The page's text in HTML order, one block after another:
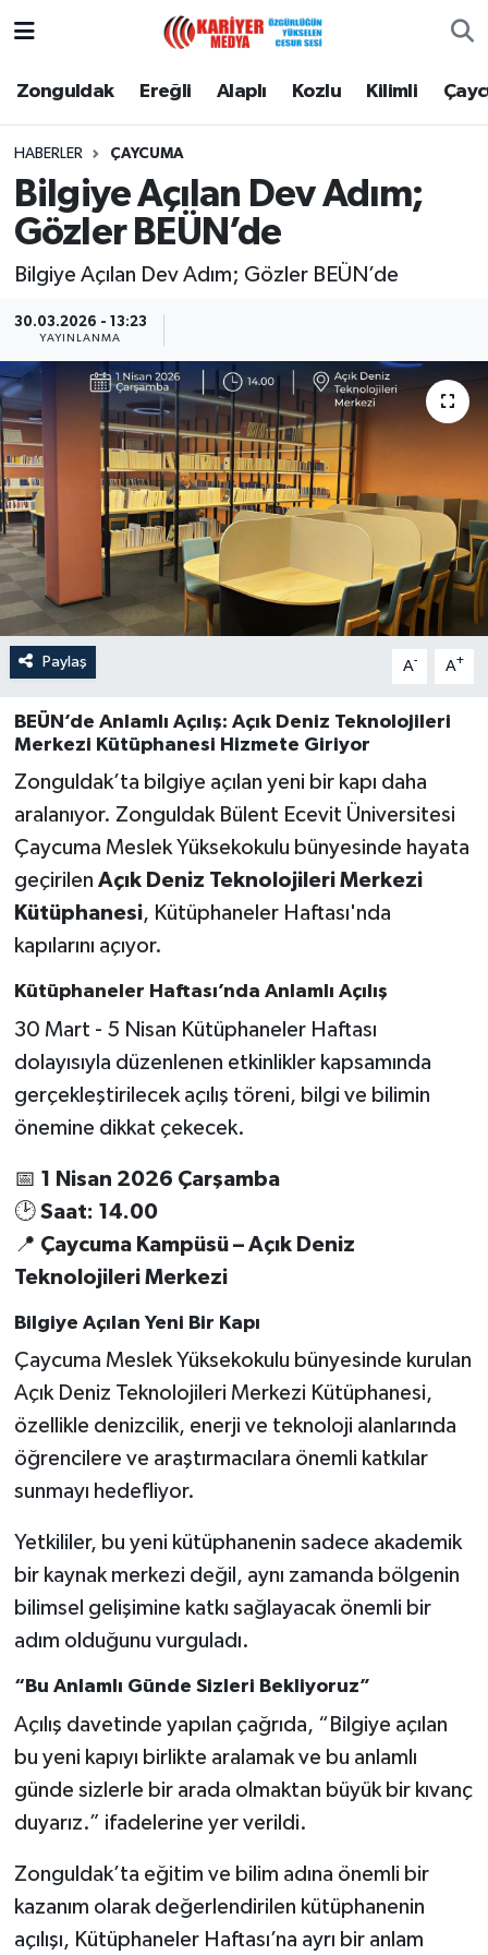
Zonguldak Ereğli Alaplı Kozlu Kilimli
HABERLER ÇAYCUMA
Bilgiye Açılan Dev Adım;
Gözler BEÜN’de
Bilgiye Açılan Dev Adım; Gözler BEÜN’de
30.03.2026 - 13:23
YAYINLANMA
Paylaş A- A+
BEÜN’de Anlamlı Açılış: Açık Deniz Teknolojileri
Merkezi Kütüphanesi Hizmete Giriyor
Zonguldak’ta bilgiye açılan yeni bir kapı daha
aralanıyor. Zonguldak Bülent Ecevit Üniversitesi
Çaycuma Meslek Yüksekokulu bünyesinde hayata
geçirilen Açık Deniz Teknolojileri Merkezi
Kütüphanesi, Kütüphaneler Haftası'nda
kapılarını açıyor.
Kütüphaneler Haftası’nda Anlamlı Açılış
30 Mart - 5 Nisan Kütüphaneler Haftası
dolayısıyla düzenlenen etkinlikler kapsamında
gerçekleştirilecek açılış töreni, bilgi ve bilimin
önemine dikkat çekecek.
📅 1 Nisan 2026 Çarşamba
🕑 Saat: 14.00
📍 Çaycuma Kampüsü – Açık Deniz
Teknolojileri Merkezi
Bilgiye Açılan Yeni Bir Kapı
Çaycuma Meslek Yüksekokulu bünyesinde kurulan
Açık Deniz Teknolojileri Merkezi Kütüphanesi,
özellikle denizcilik, enerji ve teknoloji alanlarında
öğrencilere ve araştırmacılara önemli katkılar
sunmayı hedefliyor.
Yetkililer, bu yeni kütüphanenin sadece akademik
bir kaynak merkezi değil, aynı zamanda bölgenin
bilimsel gelişimine katkı sağlayacak önemli bir
adım olduğunu vurguladı.
“Bu Anlamlı Günde Sizleri Bekliyoruz”
Açılış davetinde yapılan çağrıda, “Bilgiye açılan
bu yeni kapıyı birlikte aralamak ve bu anlamlı
günde sizlerle bir arada olmaktan büyük bir kıvanç
duyarız.” ifadelerine yer verildi.
Zonguldak’ta eğitim ve bilim adına önemli bir
kazanım olarak değerlendirilen kütüphanenin
açılışı, Kütüphaneler Haftası’na ayrı bir anlam
Zonguldak
Alaplı
Kozlu
Çaycuma
Gökçebey
Devrek
Özel
Dergim
Zonguldak Nöbetçi Eczaneler
Zonguldak Namaz Vakitleri
Zonguldak Trafik Yoğunluk Haritası
Tüm Manşetler
Son Dakika Haberleri
Haber Arşivi